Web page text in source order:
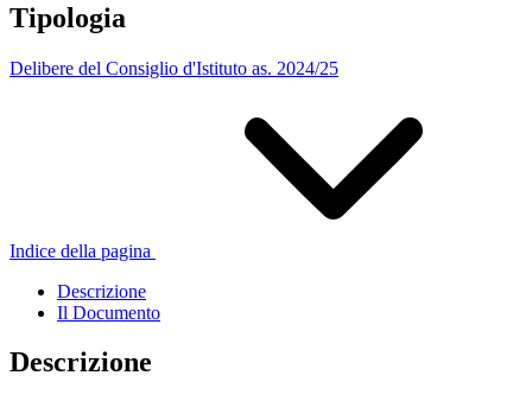
Tipologia
Delibere del Consiglio d'Istituto as. 2024/25
Indice della pagina
Descrizione
Il Documento
Descrizione